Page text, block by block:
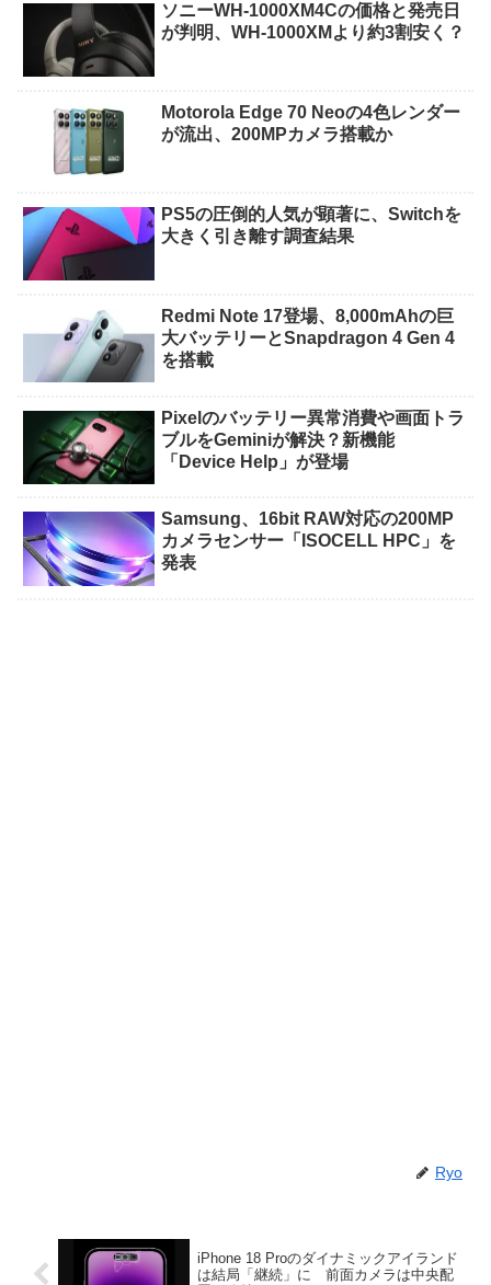
ソニーWH-1000XM4Cの価格と発売日
が判明、WH-1000XMより約3割安く？
Motorola Edge 70 Neoの4色レンダー
が流出、200MPカメラ搭載か
PS5の圧倒的人気が顕著に、Switchを
大きく引き離す調査結果
Redmi Note 17登場、8,000mAhの巨
大バッテリーとSnapdragon 4 Gen 4
を搭載
Pixelのバッテリー異常消費や画面トラ
ブルをGeminiが解決？新機能
「Device Help」が登場
Samsung、16bit RAW対応の200MP
カメラセンサー「ISOCELL HPC」を
発表
Ryo
iPhone 18 Proのダイナミックアイランド
は結局「継続」に 前面カメラは中央配